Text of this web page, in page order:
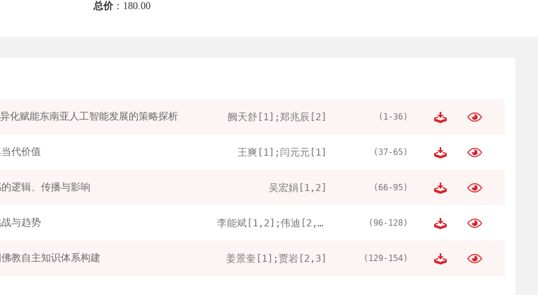
总价： 180.00
化赋能东南亚人工智能发展的策略探析 阙天舒[1];郑兆辰[2] (1-36)
代价值 王爽[1];闫元元[1] (37-65)
逻辑、传播与影响 吴宏娟[1,2] (66-95)
与趋势 李能斌[1,2];伟迪[2,3] (96-128)
教自主知识体系构建 姜景奎[1];贾岩[2,3] (129-154)